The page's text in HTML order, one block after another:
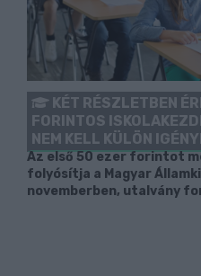
KÉT RÉSZLETBEN
FORINTOS
NEM KELL KÜLÖN
Az első 50 ezer forintot
folyósítja a Magyar
novemberben, utalvány